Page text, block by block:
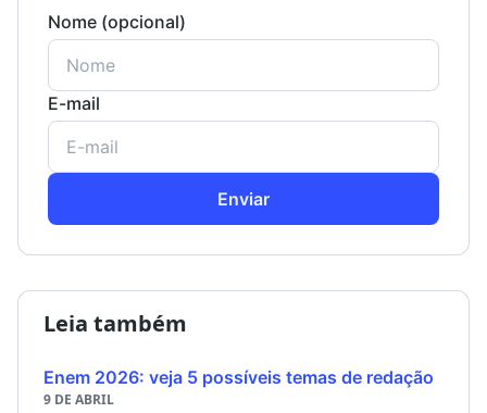
Nome (opcional)
E-mail
Enviar
Leia também
Enem 2026: veja 5 possíveis temas de redação
9 DE ABRIL